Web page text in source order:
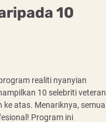
10
realiti nyanyian
10 selebriti veteran
atas. Menariknya, semua
Program ini